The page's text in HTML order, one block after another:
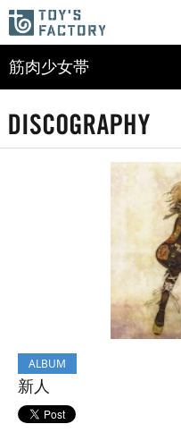
筋肉少女帯
ALBUM
新人